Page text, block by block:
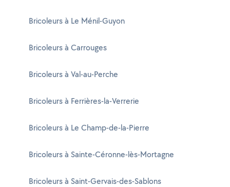
Bricoleurs à Le Ménil-Guyon
Bricoleurs à Carrouges
Bricoleurs à Val-au-Perche
Bricoleurs à Ferrières-la-Verrerie
Bricoleurs à Le Champ-de-la-Pierre
Bricoleurs à Sainte-Céronne-lès-Mortagne
Bricoleurs à Saint-Gervais-des-Sablons